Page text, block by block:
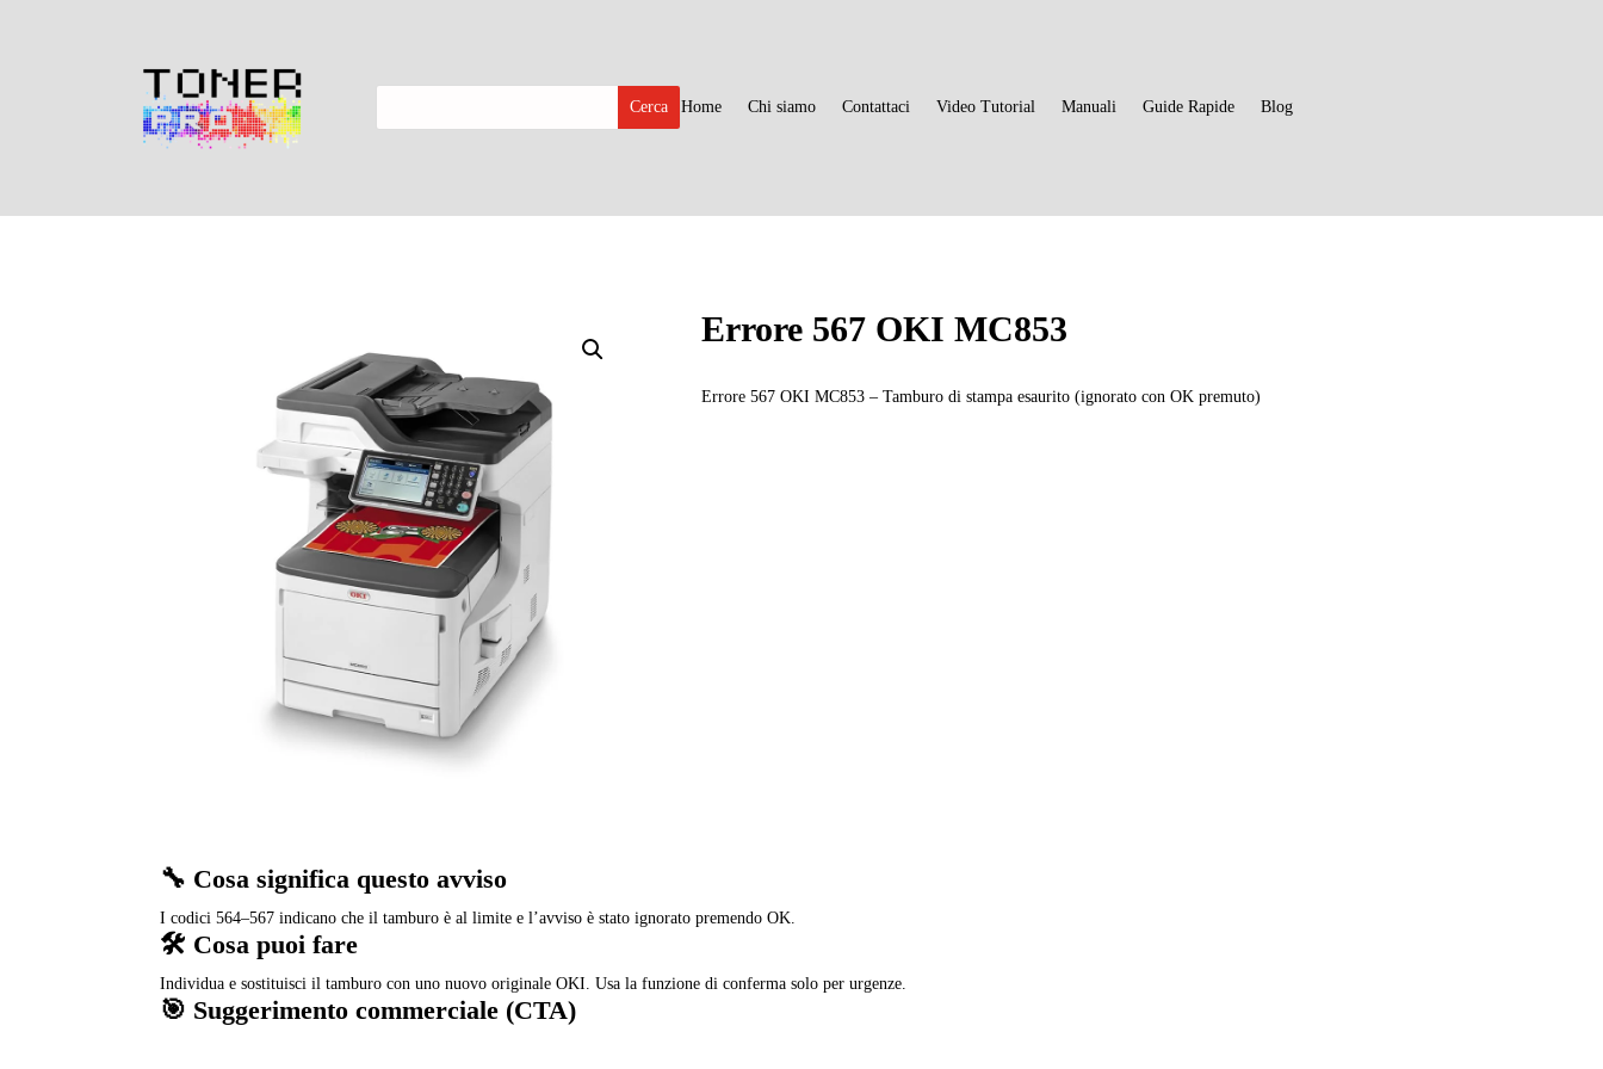
Home Chi siamo Contattaci Video Tutorial Manuali Guide Rapide Blog
Errore 567 OKI MC853
Errore 567 OKI MC853 – Tamburo di stampa esaurito (ignorato con OK premuto)
🔧 Cosa significa questo avviso
I codici 564–567 indicano che il tamburo è al limite e l’avviso è stato ignorato premendo OK.
🛠️ Cosa puoi fare
Individua e sostituisci il tamburo con uno nuovo originale OKI. Usa la funzione di conferma solo per urgenze.
🎯 Suggerimento commerciale (CTA)